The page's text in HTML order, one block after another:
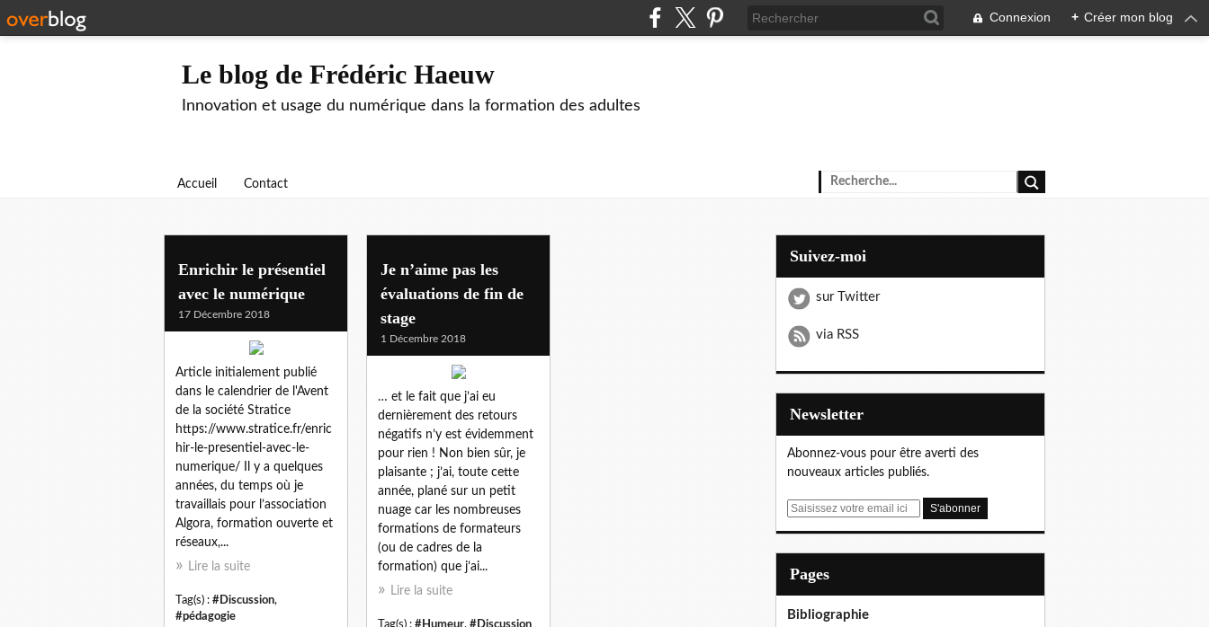
Connexion + Créer mon blog
Le blog de Frédéric Haeuw
Innovation et usage du numérique dans la formation des adultes
Accueil Contact
Enrichir le présentiel
avec le numérique
17 Décembre 2018
Article initialement publié
dans le calendrier de l'Avent
de la société Stratice
https://www.stratice.fr/enric
hir-le-presentiel-avec-le-
numerique/ Il y a quelques
années, du temps où je
travaillais pour l’association
Algora, formation ouverte et
réseaux,...
Lire la suite
Tag(s) : #Discussion,
#pédagogie
Je n’aime pas les
évaluations de fin de
stage
1 Décembre 2018
… et le fait que j’ai eu
dernièrement des retours
négatifs n’y est évidemment
pour rien ! Non bien sûr, je
plaisante ; j’ai, toute cette
année, plané sur un petit
nuage car les nombreuses
formations de formateurs
(ou de cadres de la
formation) que j’ai...
Lire la suite
Tag(s) : #Humeur, #Discussion
Suivez-moi
sur Twitter
via RSS
Newsletter
Abonnez-vous pour être averti des
nouveaux articles publiés.
E
Pages
Bibliographie